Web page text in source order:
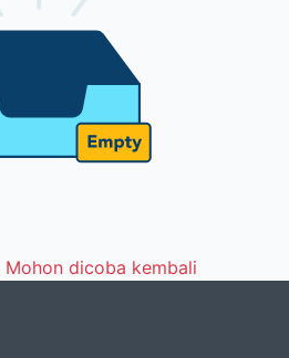
Mohon dicoba kembali